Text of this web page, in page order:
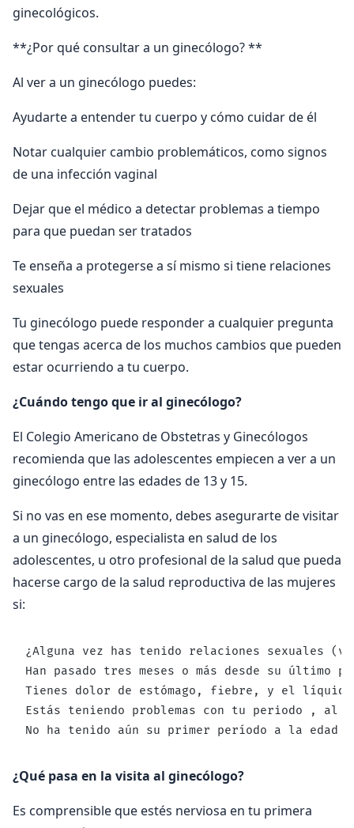
ginecológicos.
**¿Por qué consultar a un ginecólogo? **
Al ver a un ginecólogo puedes:
Ayudarte a entender tu cuerpo y cómo cuidar de él
Notar cualquier cambio problemáticos, como signos
de una infección vaginal
Dejar que el médico a detectar problemas a tiempo
para que puedan ser tratados
Te enseña a protegerse a sí mismo si tiene relaciones
sexuales
Tu ginecólogo puede responder a cualquier pregunta
que tengas acerca de los muchos cambios que pueden
estar ocurriendo a tu cuerpo.
¿Cuándo tengo que ir al ginecólogo?
El Colegio Americano de Obstetras y Ginecólogos
recomienda que las adolescentes empiecen a ver a un
ginecólogo entre las edades de 13 y 15.
Si no vas en ese momento, debes asegurarte de visitar
a un ginecólogo, especialista en salud de los
adolescentes, u otro profesional de la salud que pueda
hacerse cargo de la salud reproductiva de las mujeres
si:
¿Alguna vez has tenido relaciones sexuales
Han pasado tres meses o más desde su último
Tienes dolor de estómago, fiebre, y el
Estás teniendo problemas con tu periodo , al
No ha tenido aún su primer período a la edad
¿Qué pasa en la visita al ginecólogo?
Es comprensible que estés nerviosa en tu primera